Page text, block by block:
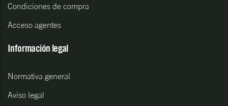
Condiciones de compra
Acceso agentes
Información legal
Normativa general
Aviso legal